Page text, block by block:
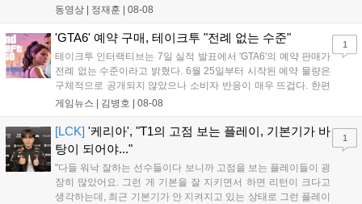
참격 형태의 궁극기를 보유했고, 메카 파괴 시 맨몸으로 기관총을
산의 영웅들 업데이트를 통해 정식 출시될 예정이다....
동영상 | 정재훈 | 08-08
'GTA6' 예약 구매, 테이크투 "전례 없는 수준"
테이크투 인터랙티브는 7일 실적 발표에서 'GTA6'의 예약 판매가
전례 없는 수준이라고 밝혔다. 6월 25일부터 시작된 예약 물량은
구체적으로 공개되지 않았으나 소비자 반응이 매우 뜨겁다. 한편
11월 19일 PS5와 Xbox 시리즈 X|S로 정식 출시될 예정이며, 록
상 'Grand Theft Auto VI: An Extended Look'을 최초 공개할 계획
이다....
게임뉴스 | 김병호 | 08-08
1
[LCK] '케리아', "T1의 고점 보는 플레이, 기본기가 바
탕이 되어야..."
"다들 워낙 잘하는 선수들이다 보니까 고점을 보는 플레이들이 굉
장히 많았어요. 그런 게 기본을 잘 지키면서 하면 리턴이 크다고
생각하는데, 최근 기본기가 안 지켜지고 있는 상태로 그런 플레이
1